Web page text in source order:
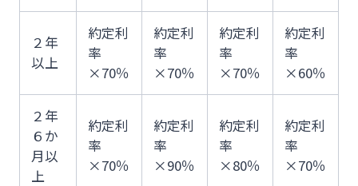
２年
以上
約定利
率
×70％
約定利
率
×70％
約定利
率
×70％
約定利
率
×60％
２年
６か
月以
上
約定利
率
×70％
約定利
率
×90％
約定利
率
×80％
約定利
率
×70％